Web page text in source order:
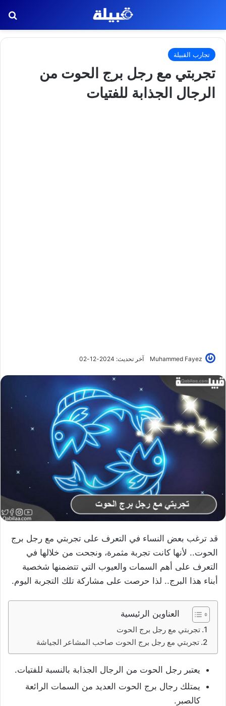
تجارب القبيلة
تجربتي مع رجل برج الحوت من
الرجال الجذابة للفتيات
Muhammed Fayez آخر تحديث: 2024-12-02
قد ترغب بعض النساء في التعرف على تجربتي مع رجل برج
الحوت.. لأنها كانت تجربة مثمرة، ونجحت من خلالها في
التعرف على أهم السمات والعيوب التي تتضمنها شخصية
أبناء هذا البرج.. لذا حرصت على مشاركة تلك التجربة اليوم.
العناوين الرئيسية
تجربتي مع رجل برج الحوت
تجربتي مع رجل برج الحوت صاحب المشاعر الجياشة
يعتبر رجل الحوت من الرجال الجذابة بالنسبة للفتيات.
يمتلك رجال برج الحوت العديد من السمات الرائعة
كالصبر.